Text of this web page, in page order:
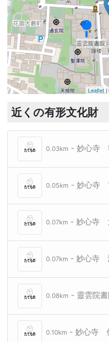
靈雲院書院
Leaflet |
近くの有形文化財
0.03km - 妙心寺
0.05km - 妙心寺
0.07km - 妙心寺
0.07km - 妙心寺
0.08km - 靈雲院
0.10km - 妙心寺